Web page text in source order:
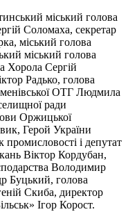
міський голова
Соломаха, секретар
міський голова
міський голова
Хорола Сергій
Радько, голова
ОТГ Людмила
ради
Оржицької
Герой України
і депутат
Віктор Кордубан,
Володимир
Буцький, голова
Скиба, директор
Ігор Корост.